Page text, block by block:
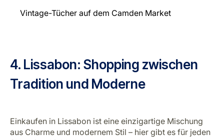
Vintage-Tücher auf dem Camden Market
4. Lissabon: Shopping zwischen
Tradition und Moderne
Einkaufen in Lissabon ist eine einzigartige Mischung
aus Charme und modernem Stil – hier gibt es für jeden